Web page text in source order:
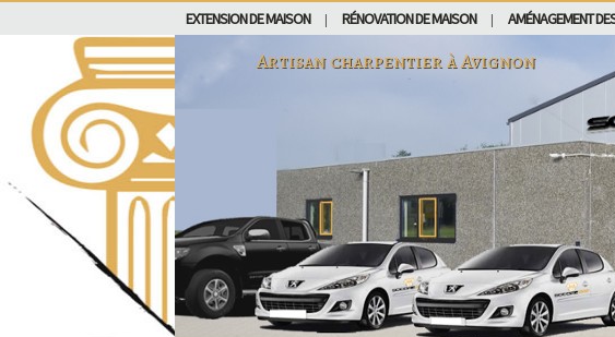
EXTENSION DE MAISON RÉNOVATION DE MAISON AMÉNAGEMENT
Artisan charpentier àAvignon